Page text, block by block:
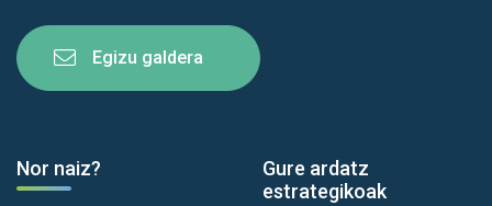
Egizu galdera
Nor naiz?
Gure ardatz
estrategikoak